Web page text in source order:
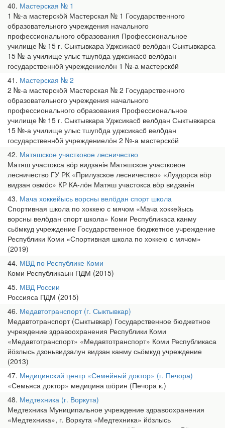
40 Мастерская № 1
1 №-а мастерскӧй Мастерская № 1 Государственного
образовательного учреждения начального
профессионального образования Профессиональное
училище № 15 г. Сыктывкара Уджсикасö велöдан Сыктывкарса
15 №-а училище улыс тшупöда уджсикасö велöдан
государственнöй учреждениелӧн 1 №-а мастерскӧй
41 Мастерская № 2
2 №-а мастерскӧй Мастерская № 2 Государственного
образовательного учреждения начального
профессионального образования Профессиональное
училище № 15 г. Сыктывкара Уджсикасö велöдан Сыктывкарса
15 №-а училище улыс тшупöда уджсикасö велöдан
государственнöй учреждениелӧн 2 №-а мастерскӧй
42 Матяшское участковое лесничество
Матяш участокса вӧр видзанін Матяшское участковое
лесничество ГУ РК «Прилузское лесничество» «Луздорса вӧр
видзан овмӧс» КР КА-лӧн Матяш участокса вӧр видзанін
43 Мача хоккейысь ворсны велӧдан спорт школа
Спортивная школа по хоккею с мячом «Мача хоккейысь
ворсны велӧдан спорт школа» Коми Республикаса канму
сьӧмкуд учреждение Государственное бюджетное учреждение
Республики Коми «Спортивная школа по хоккею с мячом»
(2019)
44 МВД по Республике Коми
Коми Республикаын ПДМ (2015)
45 МВД России
Россияса ПДМ (2015)
46 Медавтотранспорт (г. Сыктывкар)
Медавтотранспорт (Сыктывкар) Государственное бюджетное
учреждение здравоохранения Республики Коми
«Медавтотранспорт» «Медавтотранспорт» Коми Республикаса
йӧзлысь дзоньвидзалун видзан канму сьӧмкуд учреждение
(2013)
47 Медицинский центр «Семейный доктор» (г. Печора)
«Семьяса доктор» медицина шӧрин (Печора к.)
48 Медтехника (г. Воркута)
Медтехника Муниципальное учреждение здравоохранения
«Медтехника», г. Воркута «Медтехника» йӧзлысь